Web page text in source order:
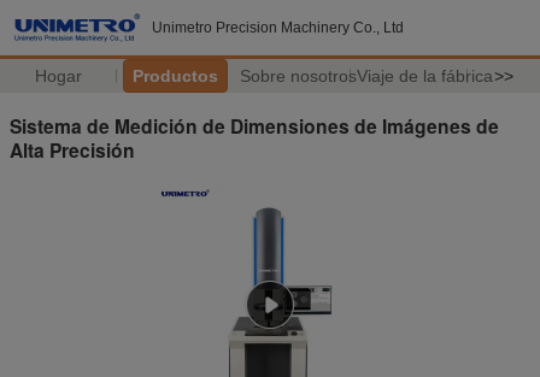
Unimetro Precision Machinery Co., Ltd
Hogar Productos Sobre nosotrosViaje de la fábrica>>
Sistema de Medición de Dimensiones de Imágenes de
Alta Precisión